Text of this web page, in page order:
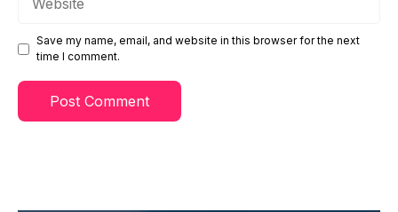
Save my name, email, and website in this browser for the next
time I comment.